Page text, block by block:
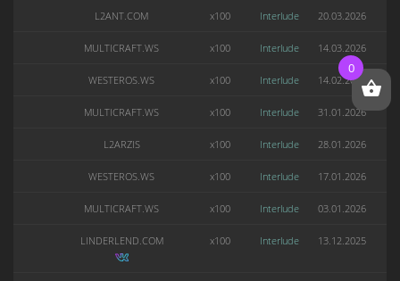
L2ANT.COM x100 Interlude 20.03.2026
MULTICRAFT.WS x100 Interlude 14.03.2026
WESTEROS.WS x100 Interlude 14.02.2026
MULTICRAFT.WS x100 Interlude 31.01.2026
L2ARZIS x100 Interlude 28.01.2026
WESTEROS.WS x100 Interlude 17.01.2026
MULTICRAFT.WS x100 Interlude 03.01.2026
LINDERLEND.COM x100 Interlude 13.12.2025
0